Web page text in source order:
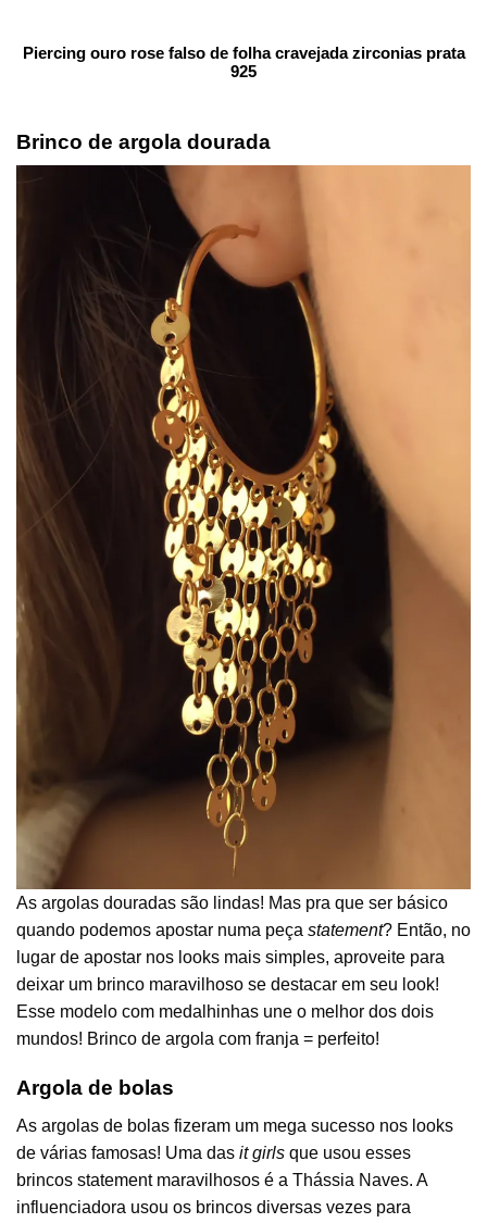
Piercing ouro rose falso de folha cravejada zirconias prata
925
Brinco de argola dourada
As argolas douradas são lindas! Mas pra que ser básico
quando podemos apostar numa peça statement? Então, no
lugar de apostar nos looks mais simples, aproveite para
deixar um brinco maravilhoso se destacar em seu look!
Esse modelo com medalhinhas une o melhor dos dois
mundos! Brinco de argola com franja = perfeito!
Argola de bolas
As argolas de bolas fizeram um mega sucesso nos looks
de várias famosas! Uma das it girls que usou esses
brincos statement maravilhosos é a Thássia Naves. A
influenciadora usou os brincos diversas vezes para